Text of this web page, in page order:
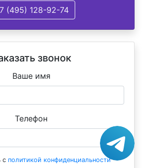
(495) 128-92-74
звонок
Ваше имя
Телефон
с политикой конфиденциальности